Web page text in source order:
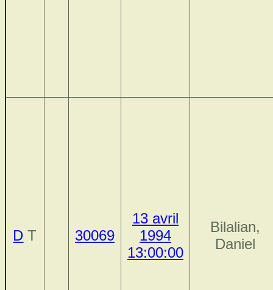
D T 30069
13 avril
1994
13:00:00
Bilalian,
Daniel